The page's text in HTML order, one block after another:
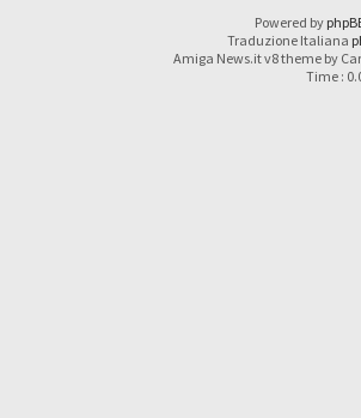
Powered by
Traduzione Italiana
Amiga News.it v8 theme by
Time :